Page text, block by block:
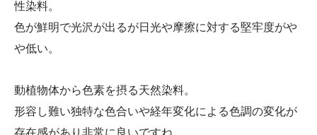
性染料。
色が鮮明で光沢が出るが日光や摩擦に対する堅牢度がや
や低い。
動植物体から色素を摂る天然染料。
形容し難い独特な色合いや経年変化による色調の変化が
存在感があり非常に良いですね。